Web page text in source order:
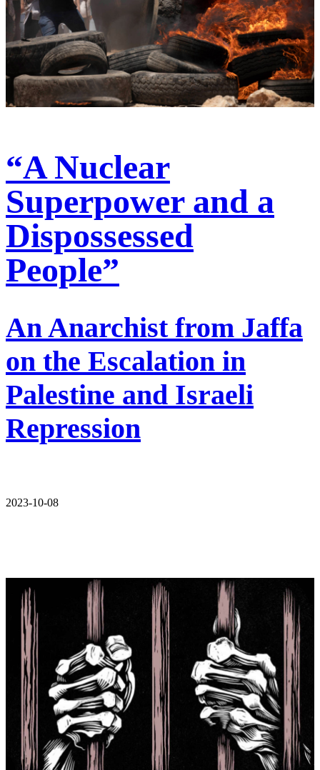
“A Nuclear
Superpower and a
Dispossessed
People”
An Anarchist from Jaffa
on the Escalation in
Palestine and Israeli
Repression
2023-10-08